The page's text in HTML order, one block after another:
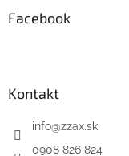
Facebook
Kontakt
info@zzax.sk
0908 826 824